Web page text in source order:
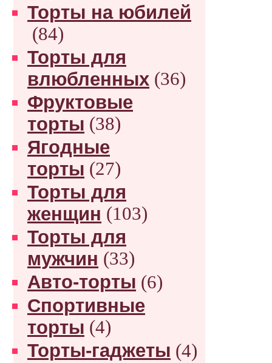
Торты на юбилей
(84)
Торты для
влюбленных (36)
Фруктовые
торты (38)
Ягодные
торты (27)
Торты для
женщин (103)
Торты для
мужчин (33)
Авто-торты (6)
Спортивные
торты (4)
Торты-гаджеты (4)